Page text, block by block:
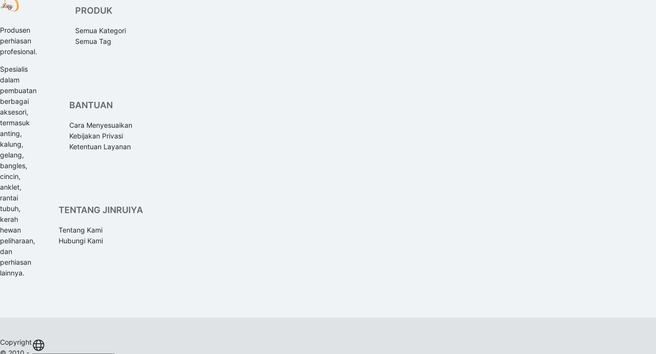
Produsen
perhiasan
profesional.
Spesialis
dalam
pembuatan
berbagai
aksesori,
termasuk
anting,
kalung,
gelang,
bangles,
cincin,
anklet,
rantai
tubuh,
kerah
hewan
peliharaan,
dan
perhiasan
lainnya.
PRODUK
Semua Kategori
Semua Tag
BANTUAN
Cara Menyesuaikan
Kebijakan Privasi
Ketentuan Layanan
TENTANG JINRUIYA
Tentang Kami
Hubungi Kami
Copyright